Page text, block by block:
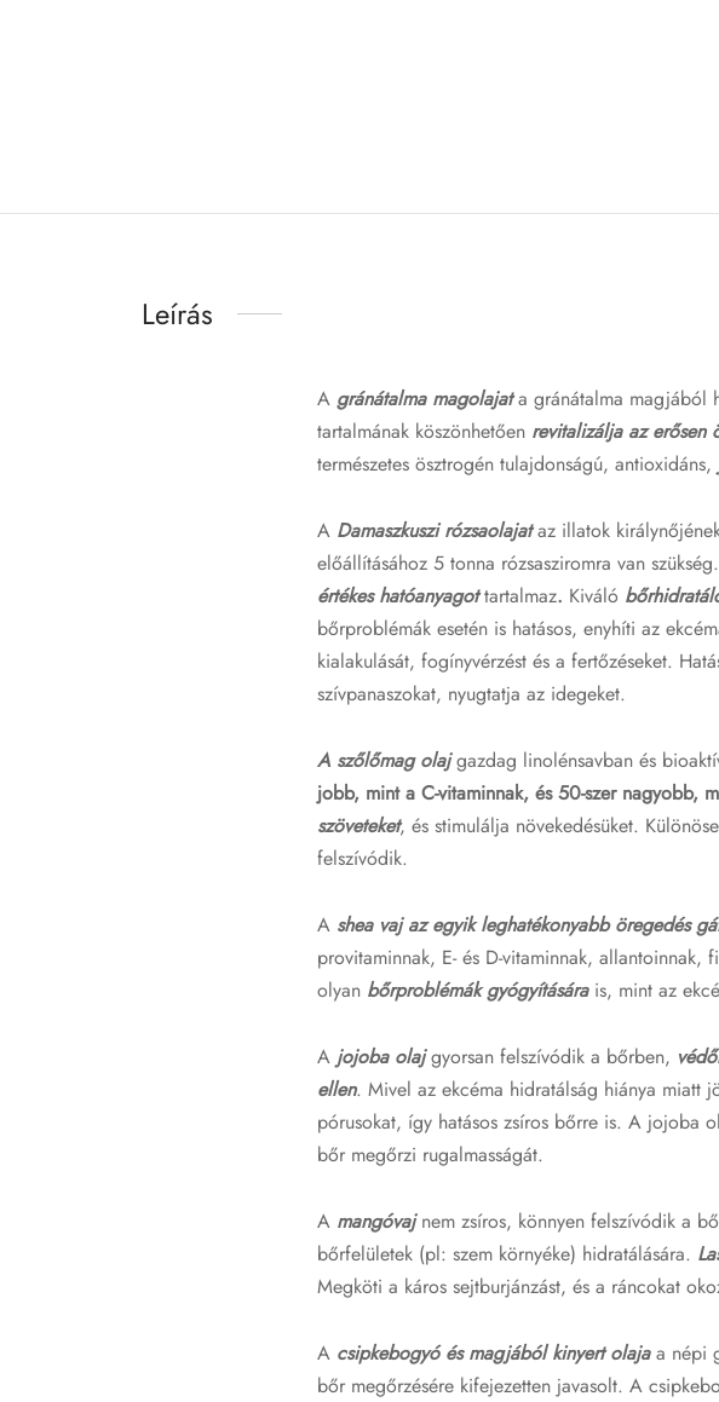
Leírás
A gránátalma magolajata gránátalma magjából
tartalmának köszönhetően revitalizálja az erősen
természetes ösztrogén tulajdonságú, antioxidáns,
A Damaszkuszi rózsaolajat az illatok
előállításához 5 tonna rózsasziromra van
értékes hatóanyagottartalmaz. Kiváló
bőrproblémák esetén is hatásos, enyhíti az
kialakulását, fogínyvérzést és a fertőzéseket.
szívpanaszokat, nyugtatja az idegeket.
A szőlőmag olajgazdag linolénsavban és
jobb, mint a C-vitaminnak, és 50-szer nagyobb,
szöveteket, és stimulálja növekedésüket.
felszívódik.
A shea vaj az egyik leghatékonyabb öregedés
provitaminnak, E- és D-vitaminnak, allantoinnak,
olyan bőrproblémák gyógyításárais, mint az
A jojoba olajgyorsan felszívódik a bőrben,
ellen. Mivel az ekcéma hidratálság hiánya miatt
pórusokat, így hatásos zsíros bőrre is. A jojoba
bőr megőrzi rugalmasságát.
A mangóvajnem zsíros, könnyen felszívódik a
bőrfelületek (pl: szem környéke) hidratálására.
Megköti a káros sejtburjánzást, és a ráncokat
A csipkebogyó és magjából kinyert olajaa népi
bőr megőrzésére kifejezetten javasolt. A